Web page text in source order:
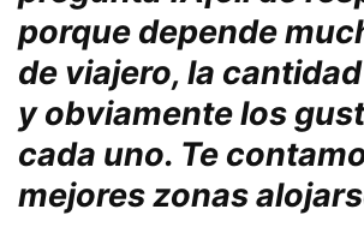
porque depende
de viajero, la
y obviamente los
cada uno. Te
mejores zonas